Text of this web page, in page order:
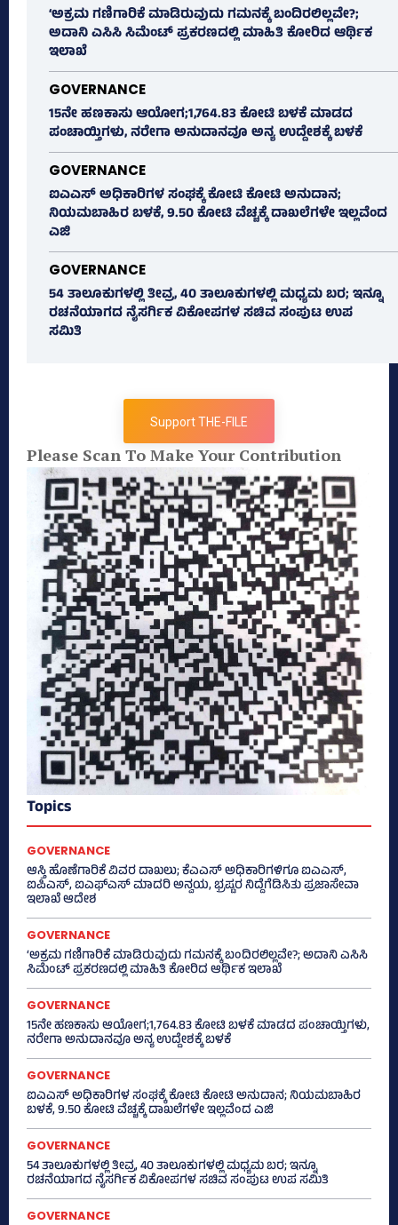
‘ಅಕ್ರಮ ಗಣಿಗಾರಿಕೆ ಮಾಡಿರುವುದು ಗಮನಕ್ಕೆ ಬಂದಿರಲಿಲ್ಲವೇ?;
ಅದಾನಿ ಎಸಿಸಿ ಸಿಮೆಂಟ್ ಪ್ರಕರಣದಲ್ಲಿ ಮಾಹಿತಿ ಕೋರಿದ ಆರ್ಥಿಕ
ಇಲಾಖೆ
GOVERNANCE
15ನೇ ಹಣಕಾಸು ಆಯೋಗ;1,764.83 ಕೋಟಿ ಬಳಕೆ ಮಾಡದ
ಪಂಚಾಯ್ತಿಗಳು, ನರೇಗಾ ಅನುದಾನವೂ ಅನ್ಯ ಉದ್ದೇಶಕ್ಕೆ ಬಳಕೆ
GOVERNANCE
ಐಎಎಸ್‌ ಅಧಿಕಾರಿಗಳ ಸಂಘಕ್ಕೆ ಕೋಟಿ ಕೋಟಿ ಅನುದಾನ;
ನಿಯಮಬಾಹಿರ ಬಳಕೆ, 9.50 ಕೋಟಿ ವೆಚ್ಚಕ್ಕೆ ದಾಖಲೆಗಳೇ ಇಲ್ಲವೆಂದ
ಎಜಿ
GOVERNANCE
54 ತಾಲೂಕುಗಳಲ್ಲಿ ತೀವ್ರ, 40 ತಾಲೂಕುಗಳಲ್ಲಿ ಮಧ್ಯಮ ಬರ; ಇನ್ನೂ
ರಚನೆಯಾಗದ ನೈಸರ್ಗಿಕ ವಿಕೋಪಗಳ ಸಚಿವ ಸಂಪುಟ ಉಪ
ಸಮಿತಿ
Support THE-FILE
Please Scan To Make Your Contribution
Topics
GOVERNANCE
ಆಸ್ತಿ ಹೊಣೆಗಾರಿಕೆ ವಿವರ ದಾಖಲು; ಕೆಎಎಸ್ ಅಧಿಕಾರಿಗಳಿಗೂ ಐಎಎಸ್‌,
ಐಪಿಎಸ್‌, ಐಎಫ್‌ಎಸ್‌ ಮಾದರಿ ಅನ್ವಯ, ಭ್ರಷ್ಟರ ನಿದ್ದೆಗೆಡಿಸಿತು ಪ್ರಜಾಸೇವಾ
ಇಲಾಖೆ ಆದೇಶ
GOVERNANCE
‘ಅಕ್ರಮ ಗಣಿಗಾರಿಕೆ ಮಾಡಿರುವುದು ಗಮನಕ್ಕೆ ಬಂದಿರಲಿಲ್ಲವೇ?; ಅದಾನಿ ಎಸಿಸಿ
ಸಿಮೆಂಟ್ ಪ್ರಕರಣದಲ್ಲಿ ಮಾಹಿತಿ ಕೋರಿದ ಆರ್ಥಿಕ ಇಲಾಖೆ
GOVERNANCE
15ನೇ ಹಣಕಾಸು ಆಯೋಗ;1,764.83 ಕೋಟಿ ಬಳಕೆ ಮಾಡದ ಪಂಚಾಯ್ತಿಗಳು,
ನರೇಗಾ ಅನುದಾನವೂ ಅನ್ಯ ಉದ್ದೇಶಕ್ಕೆ ಬಳಕೆ
GOVERNANCE
ಐಎಎಸ್‌ ಅಧಿಕಾರಿಗಳ ಸಂಘಕ್ಕೆ ಕೋಟಿ ಕೋಟಿ ಅನುದಾನ; ನಿಯಮಬಾಹಿರ
ಬಳಕೆ, 9.50 ಕೋಟಿ ವೆಚ್ಚಕ್ಕೆ ದಾಖಲೆಗಳೇ ಇಲ್ಲವೆಂದ ಎಜಿ
GOVERNANCE
54 ತಾಲೂಕುಗಳಲ್ಲಿ ತೀವ್ರ, 40 ತಾಲೂಕುಗಳಲ್ಲಿ ಮಧ್ಯಮ ಬರ; ಇನ್ನೂ
ರಚನೆಯಾಗದ ನೈಸರ್ಗಿಕ ವಿಕೋಪಗಳ ಸಚಿವ ಸಂಪುಟ ಉಪ ಸಮಿತಿ
GOVERNANCE